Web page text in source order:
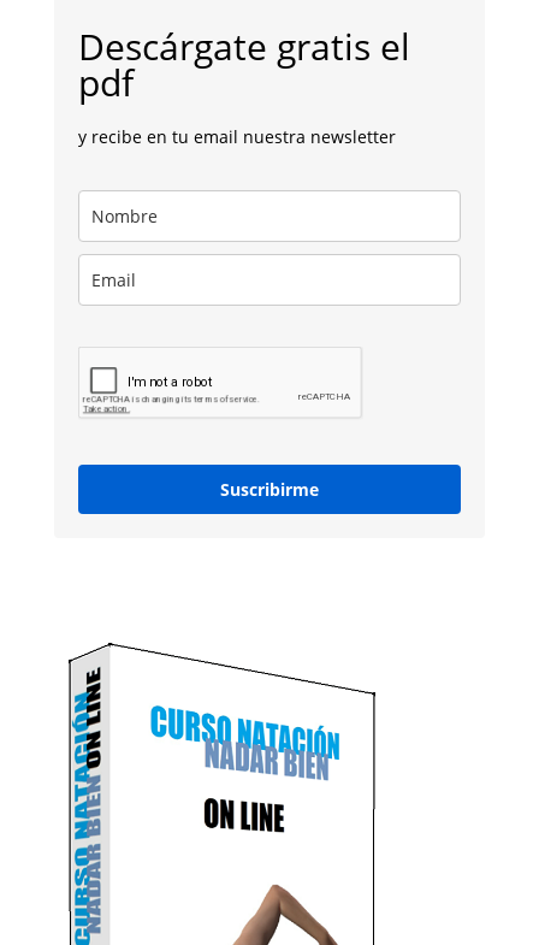
Descárgate gratis el
pdf
y recibe en tu email nuestra newsletter
Suscribirme